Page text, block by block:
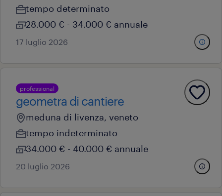
tempo determinato
28.000 € - 34.000 € annuale
17 luglio 2026
professional
geometra di cantiere
meduna di livenza, veneto
tempo indeterminato
34.000 € - 40.000 € annuale
20 luglio 2026